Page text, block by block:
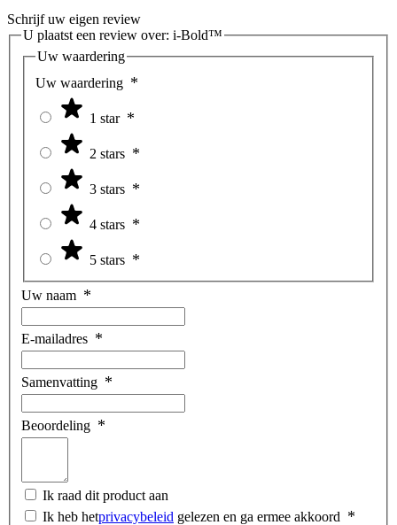
Schrijf uw eigen review
U plaatst een review over: i-Bold™
Uw waardering
Uw waardering
1 star
2 stars
3 stars
4 stars
5 stars
Uw naam
E-mailadres
Samenvatting
Beoordeling
Ik raad dit product aan
Ik heb hetprivacybeleid gelezen en ga ermee akkoord